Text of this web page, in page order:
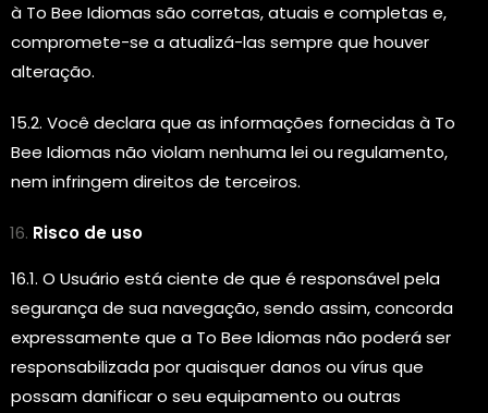
à To Bee Idiomas são corretas, atuais e completas e,
compromete-se a atualizá-las sempre que houver
alteração.
15.2. Você declara que as informações fornecidas à To
Bee Idiomas não violam nenhuma lei ou regulamento,
nem infringem direitos de terceiros.
Risco de uso
16.1. O Usuário está ciente de que é responsável pela
segurança de sua navegação, sendo assim, concorda
expressamente que a To Bee Idiomas não poderá ser
responsabilizada por quaisquer danos ou vírus que
possam danificar o seu equipamento ou outras